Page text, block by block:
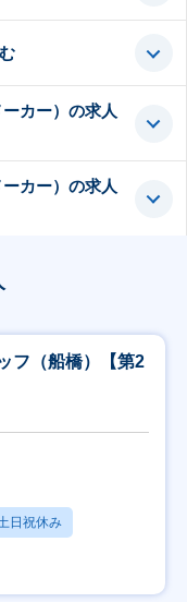
カー）の求人
カー）の求人
フ（船橋）【第2
日祝休み